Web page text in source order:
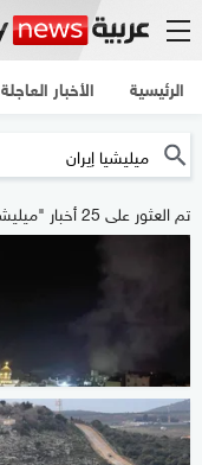
الرئيسية الأخبار العاجلة
تم العثور على 25 أخبار "ميليشيا إيران"